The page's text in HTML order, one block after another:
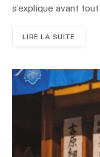
s’explique avant
LIRE LA SUITE